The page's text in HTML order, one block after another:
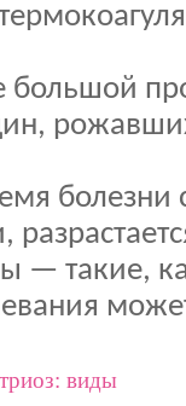
большой
болезни
— такие,
виды